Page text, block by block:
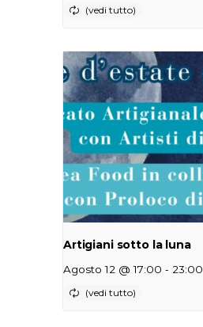
Artigiani sotto la luna
Agosto 12 @ 17:00 - 23:00